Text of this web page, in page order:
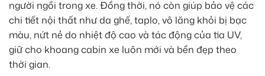
người ngồi trong xe. Đồng thời, nó còn giúp bảo vệ các
chi tiết nội thất như da ghế, taplo, vô lăng khỏi bị bạc
màu, nứt nẻ do nhiệt độ cao và tác động của tia UV,
giữ cho khoang cabin xe luôn mới và bền đẹp theo
thời gian.